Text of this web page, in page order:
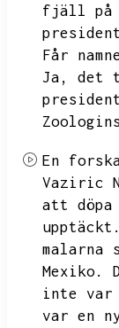
fjäll på
Får
Ja,
det
En
Vaziric
att döpa
upptäckt.
malarna
Mexiko.
inte var
var en